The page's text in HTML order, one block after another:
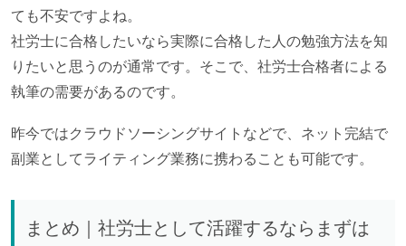
ても不安ですよね。
社労士に合格したいなら実際に合格した人の勉強方法を知
りたいと思うのが通常です。そこで、社労士合格者による
執筆の需要があるのです。
昨今ではクラウドソーシングサイトなどで、ネット完結で
副業としてライティング業務に携わることも可能です。
まとめ｜社労士として活躍するならまずは